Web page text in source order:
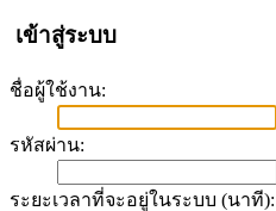
เข้าสู่ระบบ
ชื่อผู้ใช้งาน:
รหัสผ่าน:
ระยะเวลาที่จะอยู่ในระบบ (นาที):